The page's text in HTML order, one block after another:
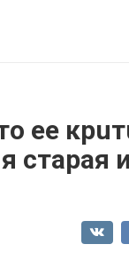
ее
старая